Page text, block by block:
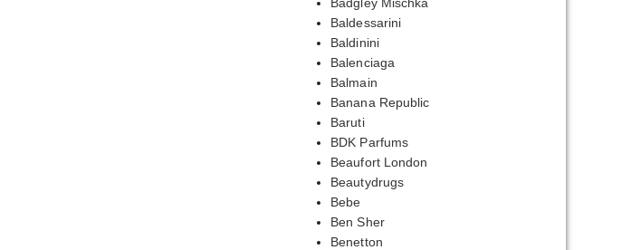
Baldessarini
Baldinini
Balenciaga
Balmain
Banana Republic
Baruti
BDK Parfums
Beaufort London
Beautydrugs
Bebe
Ben Sher
Benetton